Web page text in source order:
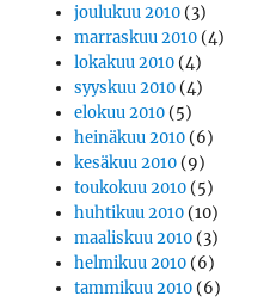
joulukuu 2010 (3)
marraskuu 2010 (4)
lokakuu 2010 (4)
syyskuu 2010 (4)
elokuu 2010 (5)
heinäkuu 2010 (6)
kesäkuu 2010 (9)
toukokuu 2010 (5)
huhtikuu 2010 (10)
maaliskuu 2010 (3)
helmikuu 2010 (6)
tammikuu 2010 (6)